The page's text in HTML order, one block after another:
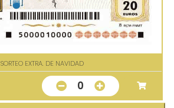
SORTEO EXTRA. DE NAVIDAD
0